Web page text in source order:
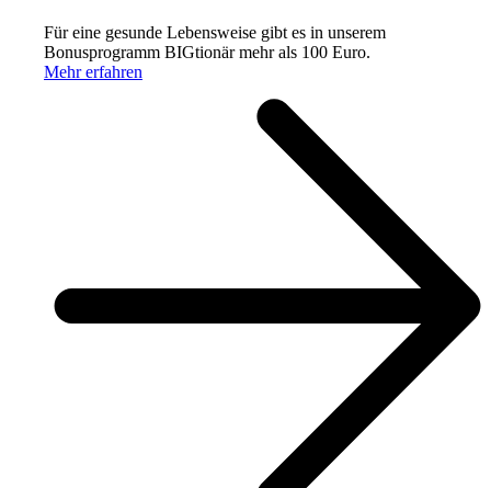
Für eine gesunde Lebensweise gibt es in unserem
Bonusprogramm BIGtionär mehr als 100 Euro.
Mehr erfahren